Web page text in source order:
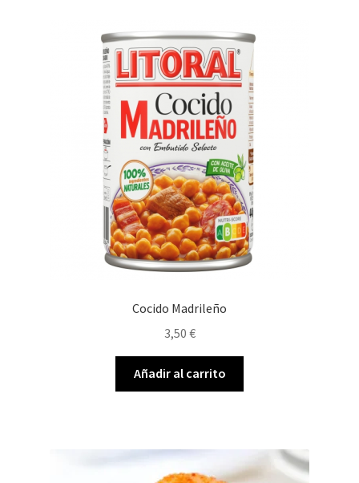
Cocido Madrileño
3,50 €
Añadir al carrito